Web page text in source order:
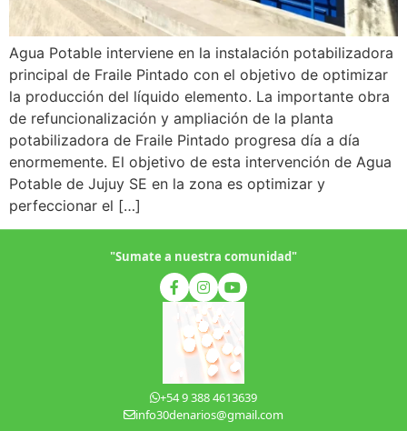
Agua Potable interviene en la instalación potabilizadora
principal de Fraile Pintado con el objetivo de optimizar
la producción del líquido elemento. La importante obra
de refuncionalización y ampliación de la planta
potabilizadora de Fraile Pintado progresa día a día
enormemente. El objetivo de esta intervención de Agua
Potable de Jujuy SE en la zona es optimizar y
perfeccionar el […]
"Sumate a nuestra comunidad"
+54 9 388 4613639
info30denarios@gmail.com